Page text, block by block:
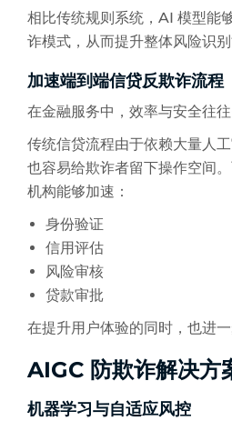
相比传统规则系统，AI 模型能
诈模式，从而提升整体风险识别
加速端到端信贷反欺诈流程
在金融服务中，效率与安全往往
传统信贷流程由于依赖大量人
也容易给欺诈者留下操作空间
机构能够加速：
身份验证
信用评估
风险审核
贷款审批
在提升用户体验的同时，也进
AIGC 防欺诈解决方
机器学习与自适应风控